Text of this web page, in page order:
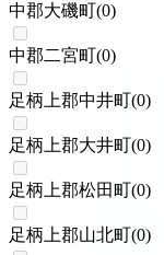
中郡大磯町(0)
中郡二宮町(0)
足柄上郡中井町(0)
足柄上郡大井町(0)
足柄上郡松田町(0)
足柄上郡山北町(0)